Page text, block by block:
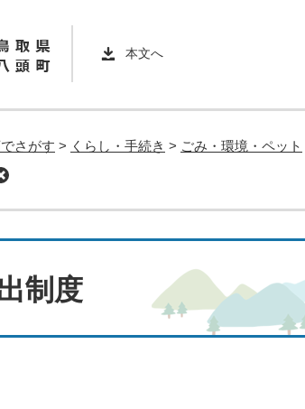
本文へ
さがす > くらし・手続き > ごみ・環境・ペット
制度